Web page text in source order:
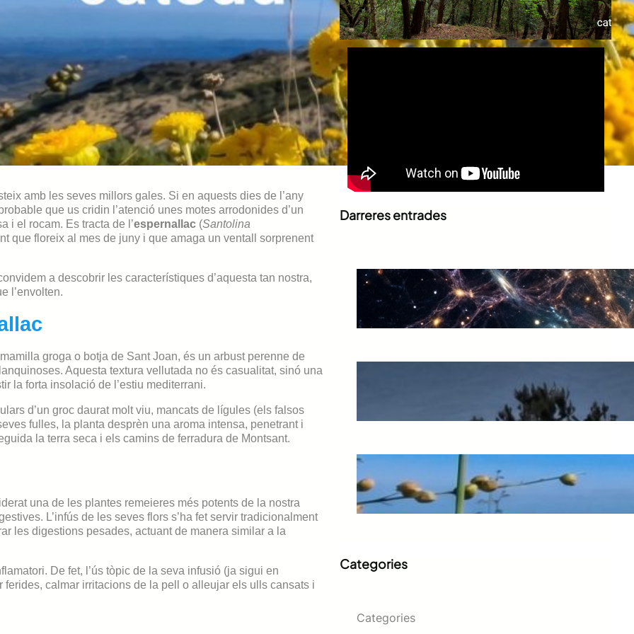
amb les seves millors gales. Si en aquests dies de l’any
que us cridin l’atenció unes motes arrodonides d’un
i el rocam. Es tracta de l’espernallac (Santolina
que floreix al mes de juny i que amaga un ventall sorprenent
a descobrir les característiques d’aquesta tan nostra,
l’envolten.
groga o botja de Sant Joan, és un arbust perenne de
Aquesta textura vellutada no és casualitat, sinó una
la forta insolació de l’estiu mediterrani.
d’un groc daurat molt viu, mancats de lígules (els falsos
fulles, la planta desprèn una aroma intensa, penetrant i
la terra seca i els camins de ferradura de Montsant.
una de les plantes remeieres més potents de la nostra
L’infús de les seves flors s’ha fet servir tradicionalment
les digestions pesades, actuant de manera similar a la
De fet, l’ús tòpic de la seva infusió (ja sigui en
calmar irritacions de la pell o alleujar els ulls cansats i
Darreres entrades
Què és la supraconsciència?
juny 30, 2026
El preu d’un error còsmic
juny 20, 2026
L’espernallac: l’or groc de la
muntanya
juny 14, 2026
Categories
Categories